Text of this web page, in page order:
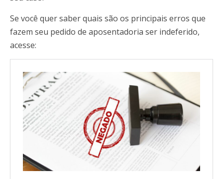
Se você quer saber quais são os principais erros que
fazem seu pedido de aposentadoria ser indeferido,
acesse: